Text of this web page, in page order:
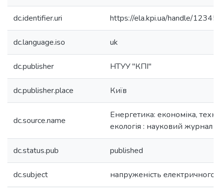
dc.identifier.uri https://ela.kpi.ua/handle/
dc.language.iso uk
dc.publisher НТУУ "КПІ"
dc.publisher.place Київ
dc.source.name
Енергетика: економіка,
екологія : науковий журнал
dc.status.pub published
dc.subject напруженість електричного